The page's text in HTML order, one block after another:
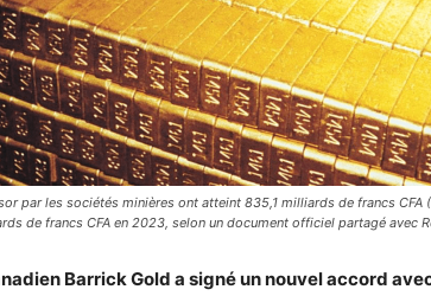
par les sociétés minières ont atteint 835,1 milliards de francs
de francs CFA en 2023, selon un document officiel partagé avec
Barrick Gold a signé un nouvel accord